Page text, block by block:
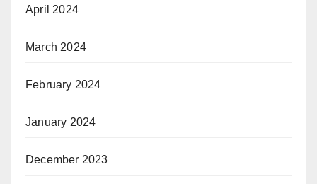
April 2024
March 2024
February 2024
January 2024
December 2023